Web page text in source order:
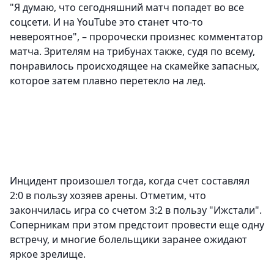
"Я думаю, что сегодняшний матч попадет во все
соцсети. И на YouTube это станет что-то
невероятное", – пророчески произнес комментатор
матча. Зрителям на трибунах также, судя по всему,
понравилось происходящее на скамейке запасных,
которое затем плавно перетекло на лед.
Инцидент произошел тогда, когда счет составлял
2:0 в пользу хозяев арены. Отметим, что
закончилась игра со счетом 3:2 в пользу "Ижстали".
Соперникам при этом предстоит провести еще одну
встречу, и многие болельщики заранее ожидают
яркое зрелище.